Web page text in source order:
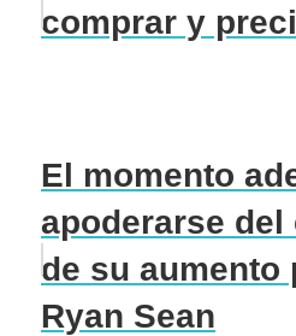
comprar y
El momento
apoderarse del
de su aumento
Ryan Sean